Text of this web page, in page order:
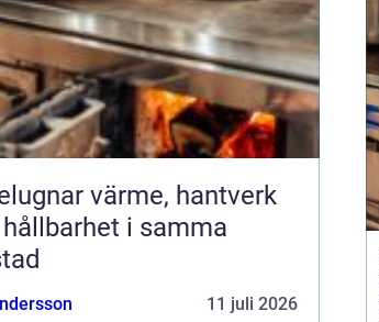
värme, hantverk
i samma
11 juli 2026